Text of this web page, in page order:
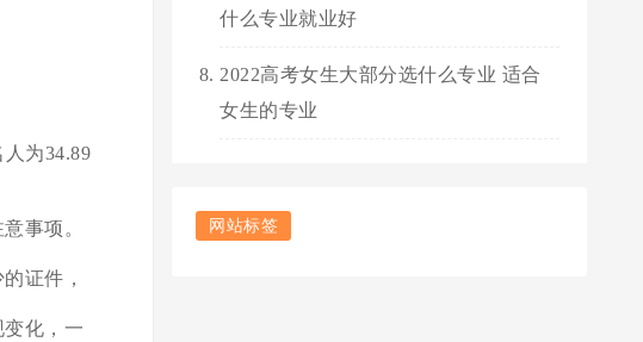
为34.89
事项。
证件，
化，一
什么专业就业好
2022高考女生大部分选什么专业 适合
女生的专业
网站标签